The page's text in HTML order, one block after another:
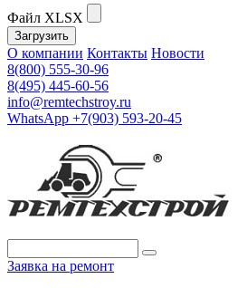
Файл XLSX
Загрузить
О компании Контакты Новости
8(800) 555-30-96
8(495) 445-60-56
info@remtechstroy.ru
WhatsApp +7(903) 593-20-45
Заявка на ремонт